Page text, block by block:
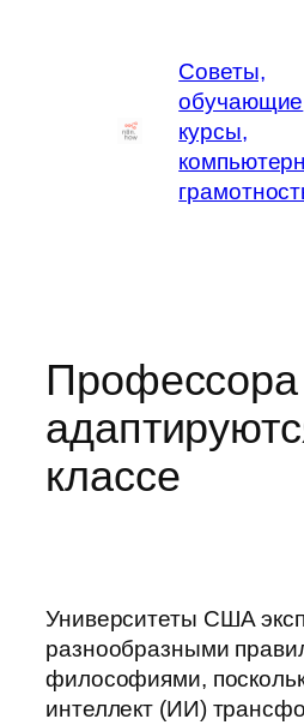
Советы,
обучающие
курсы,
Профессора
классе
Университеты США
разнообразными
философиями,
интеллект (ИИ)